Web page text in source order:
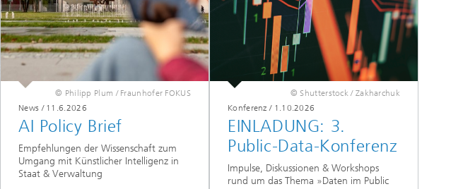
© Philipp Plum / Fraunhofer FOKUS
News / 11.6.2026
AI Policy Brief
Empfehlungen der Wissenschaft zum
Umgang mit Künstlicher Intelligenz in
Staat & Verwaltung
© Shutterstock / Zakharchuk
Konferenz/ 1.10.2026
EINLADUNG: 3.
Public-Data-Konferenz
Impulse, Diskussionen & Workshops
rund um das Thema »Daten im Public